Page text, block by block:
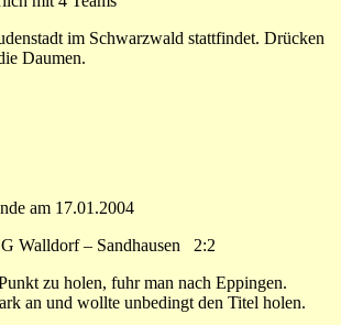
im Schwarzwald stattfindet. Drücken
Daumen.
am 17.01.2004
– Sandhausen 2:2
zu holen, fuhr man nach Eppingen.
an und wollte unbedingt den Titel holen.